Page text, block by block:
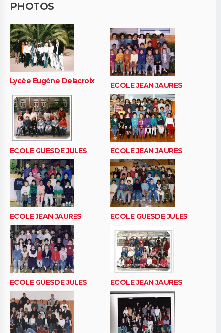
PHOTOS
Lycée Eugène Delacroix ECOLE JEAN JAURES
ECOLE GUESDE JULES ECOLE JEAN JAURES
ECOLE JEAN JAURES ECOLE GUESDE JULES
ECOLE GUESDE JULES ECOLE JEAN JAURES